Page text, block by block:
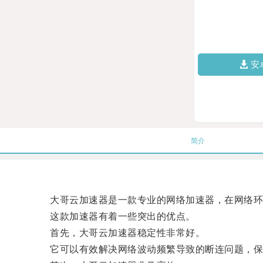
安
简介
大哥云加速器是一款专业的网络加速器，在网络环
这款加速器有着一些突出的优点。
首先，大哥云加速器稳定性非常好。
它可以有效解决网络波动频繁导致的断连问题，保